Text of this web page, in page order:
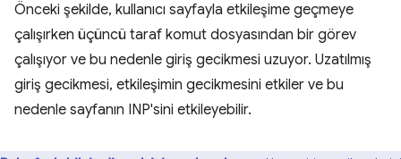
Önceki şekilde, kullanıcı sayfayla etkileşime geçmeye
çalışırken üçüncü taraf komut dosyasından bir görev
çalışıyor ve bu nedenle giriş gecikmesi uzuyor. Uzatılmış
giriş gecikmesi, etkileşimin gecikmesini etkiler ve bu
nedenle sayfanın INP'sini etkileyebilir.